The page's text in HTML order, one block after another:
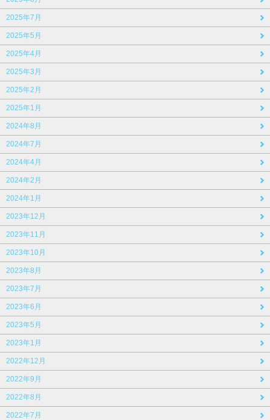
2025年7月
2025年5月
2025年4月
2025年3月
2025年2月
2025年1月
2024年8月
2024年7月
2024年4月
2024年2月
2024年1月
2023年12月
2023年11月
2023年10月
2023年8月
2023年7月
2023年6月
2023年5月
2023年1月
2022年12月
2022年9月
2022年8月
2022年7月